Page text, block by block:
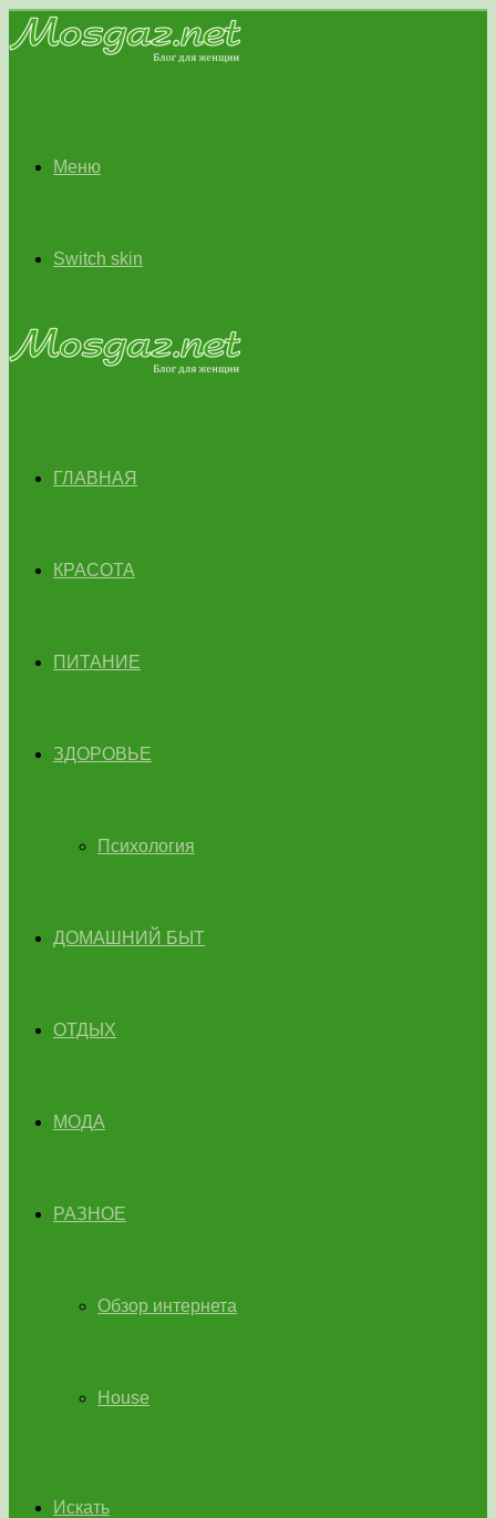
Меню
Switch skin
ГЛАВНАЯ
КРАСОТА
ПИТАНИЕ
ЗДОРОВЬЕ
Психология
ДОМАШНИЙ БЫТ
ОТДЫХ
МОДА
РАЗНОЕ
Обзор интернета
House
Искать